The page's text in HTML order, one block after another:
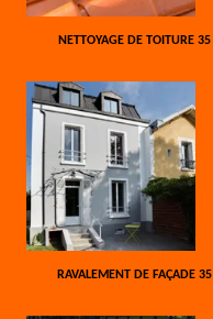
NETTOYAGE DE TOITURE 35
RAVALEMENT DE FAÇADE 35